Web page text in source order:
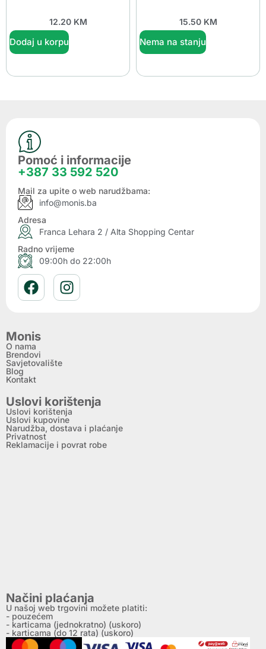
12.20 KM
Dodaj u korpu
15.50 KM
Nema na stanju
Pomoć i informacije
+387 33 592 520
Mail za upite o web narudžbama:
info@monis.ba
Adresa
Franca Lehara 2 / Alta Shopping Centar
Radno vrijeme
09:00h do 22:00h
Monis
O nama
Brendovi
Savjetovalište
Blog
Kontakt
Uslovi korištenja
Uslovi korištenja
Uslovi kupovine
Narudžba, dostava i plaćanje
Privatnost
Reklamacije i povrat robe
Načini plaćanja
U našoj web trgovini možete platiti:
- pouzećem
- karticama (jednokratno) (uskoro)
- karticama (do 12 rata) (uskoro)